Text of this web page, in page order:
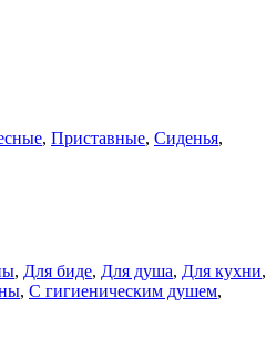
, Приставные, Сиденья,
, Для биде, Для душа, Для кухни,
, C гигиеническим душем,